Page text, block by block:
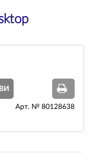
Арт. № 80128638